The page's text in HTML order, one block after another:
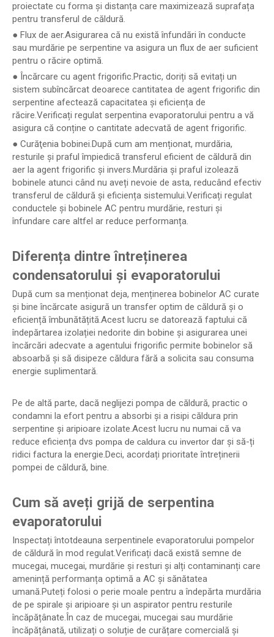
proiectate cu forma și distanța care maximizează suprafața
pentru transferul de căldură.
● Flux de aer.Asigurarea că nu există înfundări în conducte
sau murdărie pe serpentine va asigura un flux de aer suficient
pentru o răcire optimă.
● Încărcare cu agent frigorific.Practic, doriți să evitați un
sistem subîncărcat deoarece cantitatea de agent frigorific din
serpentine afectează capacitatea și eficiența de
răcire.Verificați regulat serpentina evaporatorului pentru a vă
asigura că conține o cantitate adecvată de agent frigorific.
● Curăţenia bobinei.După cum am menționat, murdăria,
resturile și praful împiedică transferul eficient de căldură din
aer la agent frigorific și invers.Murdăria și praful izolează
bobinele atunci când nu aveți nevoie de asta, reducând efectiv
transferul de căldură și eficiența sistemului.Verificați regulat
conductele și bobinele AC pentru murdărie, resturi și
înfundare care altfel ar reduce performanța.
Diferența dintre întreținerea
condensatorului și evaporatorului
După cum sa menționat deja, menținerea bobinelor AC curate
și bine încărcate asigură un transfer optim de căldură și o
eficiență îmbunătățită.Acest lucru se datorează faptului că
îndepărtarea izolației nedorite din bobine și asigurarea unei
încărcări adecvate a agentului frigorific permite bobinelor să
absoarbă și să disipeze căldura fără a solicita sau consuma
energie suplimentară.
Pe de altă parte, dacă neglijezi pompa de căldură, practic o
condamni la efort pentru a absorbi și a risipi căldura prin
serpentine și aripioare izolate.Acest lucru nu numai că va
reduce eficiența dvs pompa de caldura cu invertor dar și să-ți
ridici factura la energie.Deci, acordați prioritate întreținerii
pompei de căldură, bine.
Cum să aveți grijă de serpentina
evaporatorului
Inspectați întotdeauna serpentinele evaporatorului pompelor
de căldură în mod regulat.Verificați dacă există semne de
mucegai, mucegai, murdărie și resturi și alți contaminanți care
amenință performanța optimă a AC și sănătatea
umană.Puteți folosi o perie moale pentru a îndepărta murdăria
de pe spirale și aripioare și un aspirator pentru resturile
încăpățânate.În caz de mucegai, mucegai sau murdărie
încăpățânată, utilizați o soluție de curățare comercială și